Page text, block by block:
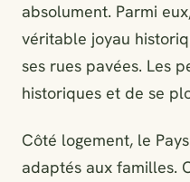
absolument. Parmi
véritable joyau
ses rues pavées. Les
historiques et de se
Côté logement, le
adaptés aux familles.